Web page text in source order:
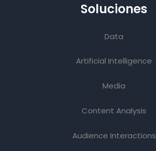
Soluciones
Data
Artificial Intelligence
Media
Content Analysis
Audience Interactions